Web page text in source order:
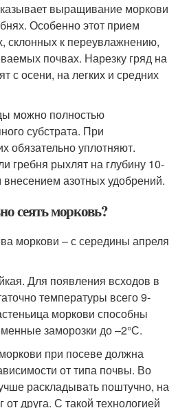
выращивание моркови
Особенно этот прием
склонных к переувлажнению,
почвах. Нарезку гряд на
с осени, на легких и средних
можно полностью
субстрата. При
обязательно уплотняют.
гребня рыхлят на глубину 10-
азотных удобрений.
сеять морковь?
моркови – с середины апреля
Для появления всходов в
температуры всего 9-
моркови способны
заморозки до –2°С.
при посеве должна
от типа почвы. Во
раскладывать поштучно, на
от друга. С такой технологией